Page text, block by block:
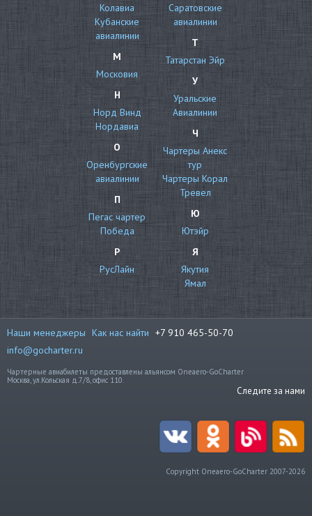
Колавиа
Кубанские
авиалинии
М
Московия
Н
Норд Винд
Нордавиа
О
Оренбургские
авиалинии
П
Пегас чартер
Победа
Р
РусЛайн
Саратовские
авиалинии
Т
Татарстан Эйр
У
Уральские
Авиалинии
Ч
Чартеры Анекс
тур
Чартеры Корал
Тревел
Ю
Ютэйр
Я
Якутия
Ямал
Наши менеджеры Как нас найти +7 910 465-50-70
info@gocharter.ru
Чартерные авиабилеты предоставлены альянсом Oneaero-GoCharter
Москва, ул.Кольская д.7/8, офис 110.
Следите за нами
Copyright Oneaero-GoCharter 2007-2026